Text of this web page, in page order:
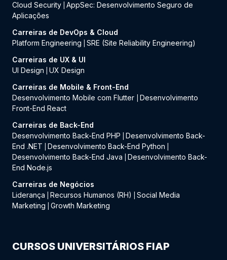
Cloud Security AppSec: Desenvolvimento Seguro de
Aplicações
Carreiras de DevOps & Cloud
Platform Engineering
SRE (Site Reliability Engineering)
Carreiras de UX & UI
UI Design
UX Design
Carreiras de Mobile & Front-End
Desenvolvimento Mobile com Flutter
Desenvolvimento
Front-End React
Carreiras de Back-End
Desenvolvimento Back-End PHP
Desenvolvimento Back-
End .NET
Desenvolvimento Back-End Python
Desenvolvimento Back-End Java
Desenvolvimento Back-
End Node.js
Carreiras de Negócios
Liderança
Recursos Humanos (RH)
Social Media
Marketing
Growth Marketing
CURSOS UNIVERSITÁRIOS FIAP